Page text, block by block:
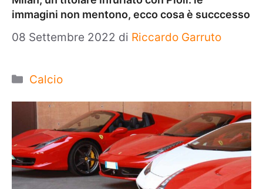
immagini non mentono, ecco cosa è succcesso
08 Settembre 2022 di Riccardo Garruto
Categorie
Calcio